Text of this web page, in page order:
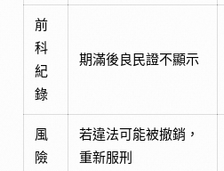
前
科
紀
錄
期滿後良民證不顯示
風
險
若違法可能被撤銷，
重新服刑